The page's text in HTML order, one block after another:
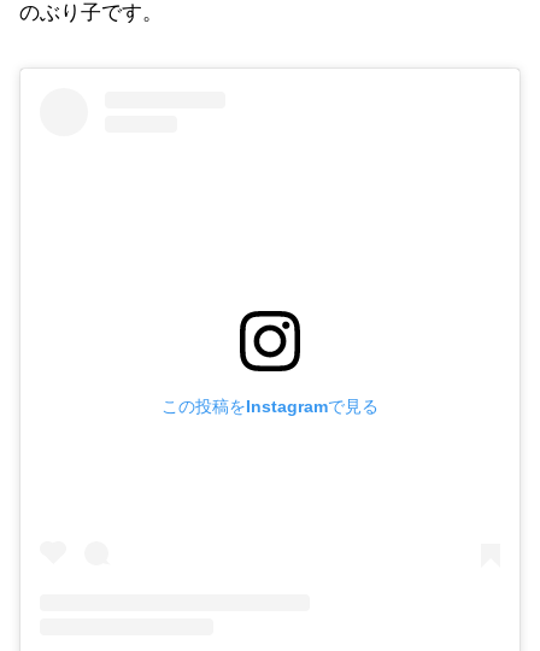
のぶり子です。
この投稿をInstagramで見る